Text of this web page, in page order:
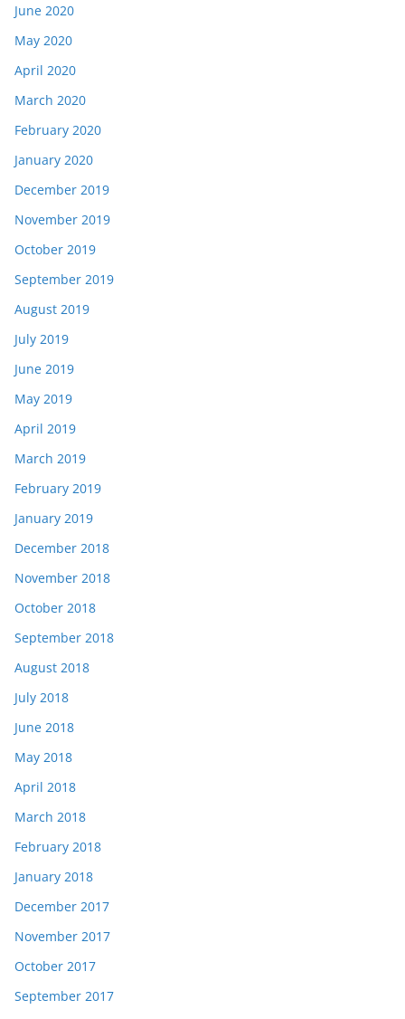
June 2020
May 2020
April 2020
March 2020
February 2020
January 2020
December 2019
November 2019
October 2019
September 2019
August 2019
July 2019
June 2019
May 2019
April 2019
March 2019
February 2019
January 2019
December 2018
November 2018
October 2018
September 2018
August 2018
July 2018
June 2018
May 2018
April 2018
March 2018
February 2018
January 2018
December 2017
November 2017
October 2017
September 2017